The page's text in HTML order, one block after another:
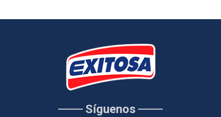
Síguenos